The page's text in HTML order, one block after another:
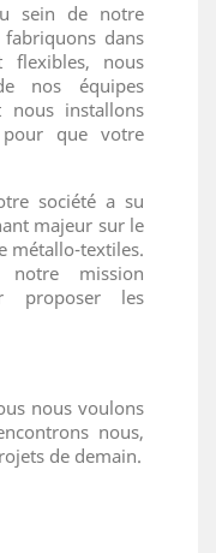
sein de notre
dans
flexibles, nous
nos équipes
nous installons
que votre
société a su
majeur sur le
métallo-textiles.
mission
proposer les
nous voulons
nous,
de demain.